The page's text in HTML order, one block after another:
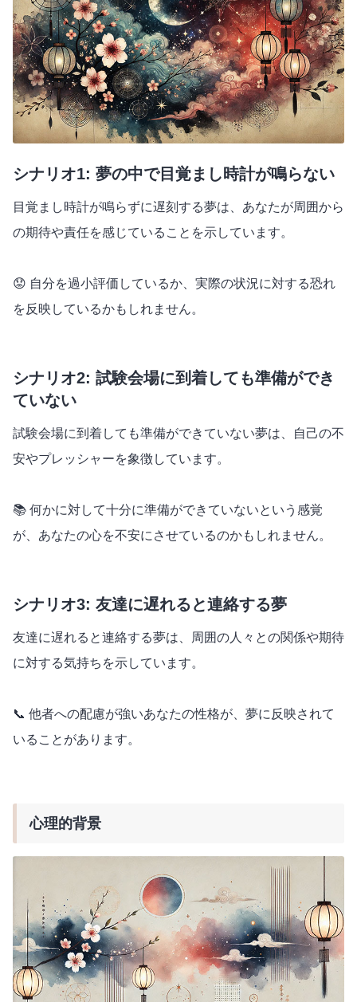
シナリオ1: 夢の中で目覚まし時計が鳴らない
目覚まし時計が鳴らずに遅刻する夢は、あなたが周囲から
の期待や責任を感じていることを示しています。
😟 自分を過小評価しているか、実際の状況に対する恐れ
を反映しているかもしれません。
シナリオ2: 試験会場に到着しても準備ができ
ていない
試験会場に到着しても準備ができていない夢は、自己の不
安やプレッシャーを象徴しています。
📚 何かに対して十分に準備ができていないという感覚
が、あなたの心を不安にさせているのかもしれません。
シナリオ3: 友達に遅れると連絡する夢
友達に遅れると連絡する夢は、周囲の人々との関係や期待
に対する気持ちを示しています。
📞 他者への配慮が強いあなたの性格が、夢に反映されて
いることがあります。
心理的背景